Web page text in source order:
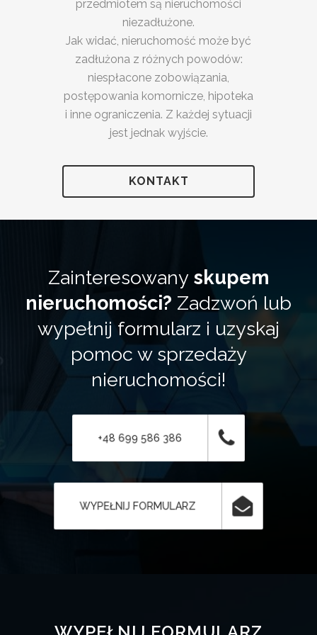
przedmiotem są nieruchomości
niezadłużone.
Jak widać, nieruchomość może być
zadłużona z różnych powodów:
niespłacone zobowiązania,
postępowania komornicze, hipoteka
i inne ograniczenia. Z każdej sytuacji
jest jednak wyjście.
KONTAKT
Zainteresowany skupem
nieruchomości? Zadzwoń lub
wypełnij formularz i uzyskaj
pomoc w sprzedaży
nieruchomości!
+48 699 586 386
WYPEŁNIJ FORMULARZ